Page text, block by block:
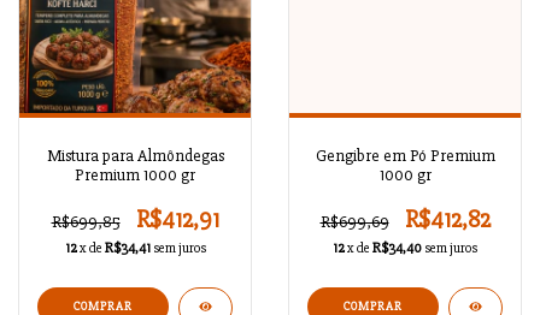
Mistura para Almôndegas
Premium 1000 gr
R$699,85 R$412,91
12x de R$34,41 sem juros
Gengibre em Pó Premium
1000 gr
R$699,69 R$412,82
12x de R$34,40 sem juros